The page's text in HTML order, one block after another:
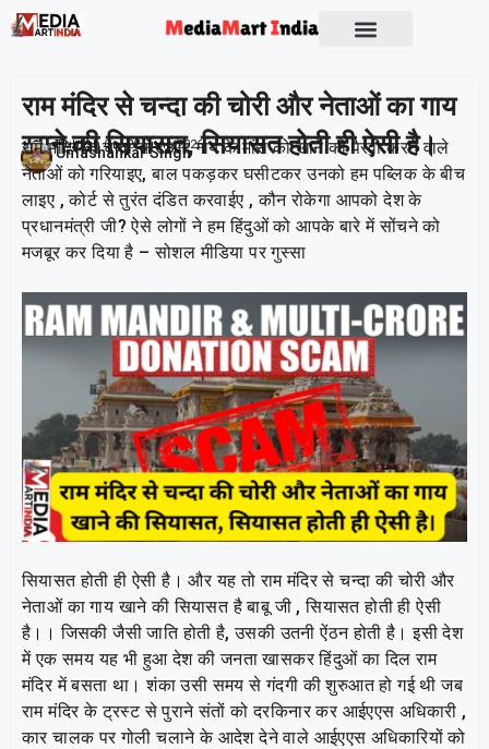
राम मंदिर से चन्दा की चोरी और नेताओं का गाय
खाने की सियासत, सियासत होती ही ऐसी है।
Umashankar Singh
Publish On: 22 June 2026
राम मंदिर के चन्दा चोर और गाय के मांस को खाने की पैरवी करने वाले
नेताओं को गरियाइए, बाल पकड़कर घसीटकर उनको हम पब्लिक के बीच
लाइए , कोर्ट से तुरंत दंडित करवाईए , कौन रोकेगा आपको देश के
प्रधानमंत्री जी? ऐसे लोगों ने हम हिंदुओं को आपके बारे में सोंचने को
मजबूर कर दिया है – सोशल मीडिया पर गुस्सा
सियासत होती ही ऐसी है। और यह तो राम मंदिर से चन्दा की चोरी और
नेताओं का गाय खाने की सियासत है बाबू जी , सियासत होती ही ऐसी
है।। जिसकी जैसी जाति होती है, उसकी उतनी ऐंठन होती है। इसी देश
में एक समय यह भी हुआ देश की जनता खासकर हिंदुओं का दिल राम
मंदिर में बसता था। शंका उसी समय से गंदगी की शुरुआत हो गई थी जब
राम मंदिर के ट्रस्ट से पुराने संतों को दरकिनार कर आईएएस अधिकारी ,
कार चालक पर गोली चलाने के आदेश देने वाले आईएएस अधिकारियों को